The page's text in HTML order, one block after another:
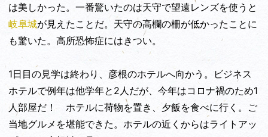
は美しかった。一番驚いたのは天守で望遠レンズを使うと
岐阜城が見えたことだ。天守の高欄の柵が低かったことに
も驚いた。高所恐怖症にはきつい。
1日目の見学は終わり、彦根のホテルへ向かう。ビジネス
ホテルで例年は他学年と2人だが、今年はコロナ禍のため1
人部屋だ！ ホテルに荷物を置き、夕飯を食べに行く。ご
当地グルメを堪能できた。ホテルの近くからはライトアッ